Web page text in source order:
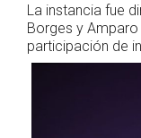
La instancia fue
Borges y
participación de